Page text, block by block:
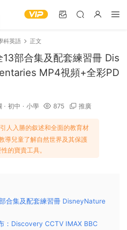
科英語 正文
部合集及配套練習冊 Dis
MP4視頻+全彩PD
· 初中 · 小學 875 推廣
人入勝的叙述和全面的教育材
導兒童了解自然世界及其保護
的寶貴工具。
合集及配套練習冊 DisneyNature
：Discovery CCTV IMAX BBC